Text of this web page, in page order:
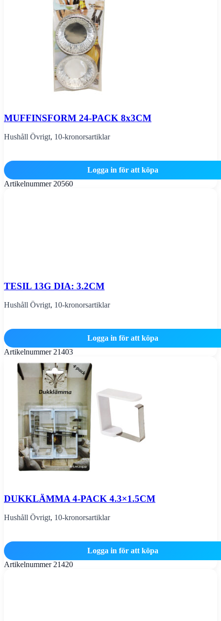
MUFFINSFORM 24-PACK 8x3CM
Hushåll Övrigt, 10-kronorsartiklar
Logga in för att köpa
Artikelnummer 20560
TESIL 13G DIA: 3.2CM
Hushåll Övrigt, 10-kronorsartiklar
Logga in för att köpa
Artikelnummer 21403
DUKKLÄMMA 4-PACK 4.3×1.5CM
Hushåll Övrigt, 10-kronorsartiklar
Logga in för att köpa
Artikelnummer 21420